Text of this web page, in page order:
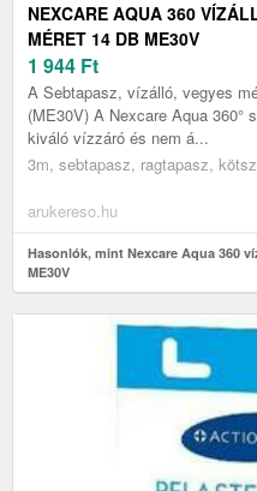
NEXCARE AQUA 360
MÉRET 14 DB ME30V
1 944 Ft
A Sebtapasz, vízálló, vegyes
(ME30V) A Nexcare Aqua 360°
kiváló vízzáró és nem á...
3m, sebtapasz, ragtapasz,
arukereso.hu
Hasonlók, mint Nexcare Aqua 360
ME30V